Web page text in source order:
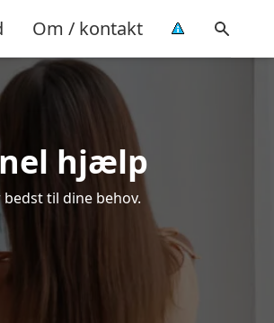
Om / kontakt
hjælp
til dine behov.